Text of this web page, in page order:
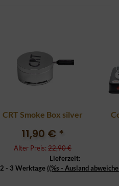
CRT Smoke Box silver
11,90 € *
Alter Preis: 22,90 €
Lieferzeit:
2 - 3 Werktage ((%s - Ausland